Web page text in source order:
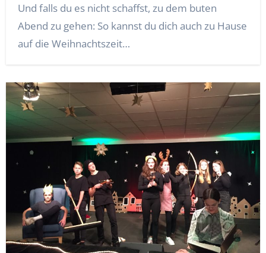
Und falls du es nicht schaffst, zu dem buten
Abend zu gehen: So kannst du dich auch zu Hause
auf die Weihnachtszeit…